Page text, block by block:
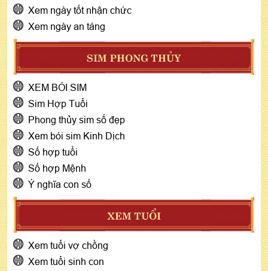
Xem ngày tốt nhận chức
Xem ngày an táng
SIM PHONG THỦY
XEM BÓI SIM
Sim Hợp Tuổi
Phong thủy sim số đẹp
Xem bói sim Kinh Dịch
Số hợp tuổi
Số hợp Mệnh
Ý nghĩa con số
XEM TUỔI
Xem tuổi vợ chồng
Xem tuổi sinh con